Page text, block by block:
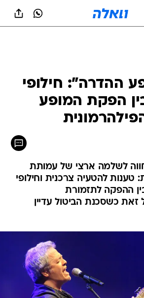
ההדרה": חילופי
הפקת המופע
לשלמה ארצי של עמותת
להטעיה צרכנית וחילופי
ההפקה לתזמורת
זאת כשסכנת הביטול עדיין